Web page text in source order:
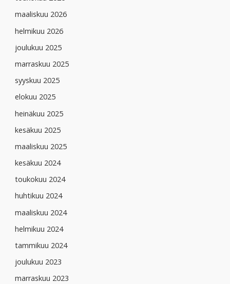
maaliskuu 2026
helmikuu 2026
joulukuu 2025
marraskuu 2025
syyskuu 2025
elokuu 2025
heinäkuu 2025
kesäkuu 2025
maaliskuu 2025
kesäkuu 2024
toukokuu 2024
huhtikuu 2024
maaliskuu 2024
helmikuu 2024
tammikuu 2024
joulukuu 2023
marraskuu 2023